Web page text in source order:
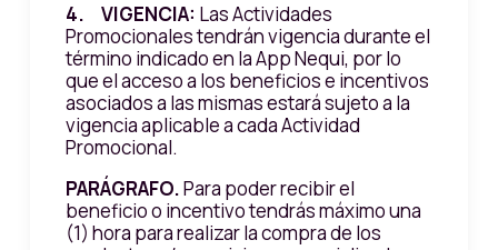
4. VIGENCIA: Las Actividades
Promocionales tendrán vigencia durante el
término indicado en la App Nequi, por lo
que el acceso a los beneficios e incentivos
asociados a las mismas estará sujeto a la
vigencia aplicable a cada Actividad
Promocional.
PARÁGRAFO.Para poder recibir el
beneficio o incentivo tendrás máximo una
(1) hora para realizar la compra de los